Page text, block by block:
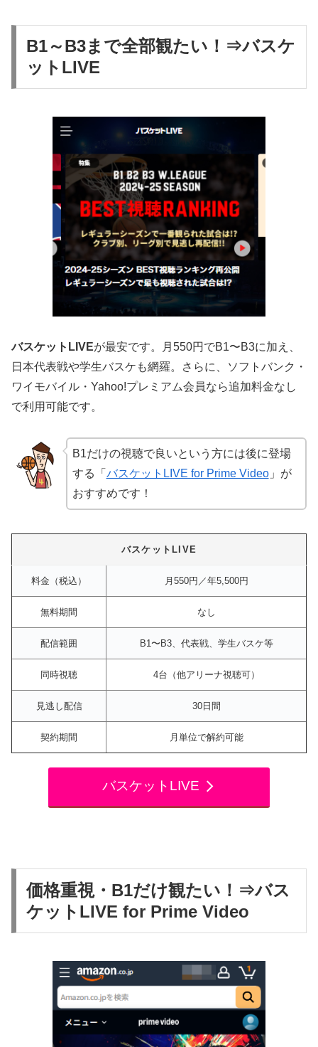
B1～B3まで全部観たい！⇒バスケ
ットLIVE
バスケットLIVEが最安です。月550円でB1〜B3に加え、
日本代表戦や学生バスケも網羅。さらに、ソフトバンク・
ワイモバイル・Yahoo!プレミアム会員なら追加料金なし
で利用可能です。
B1だけの視聴で良いという方には後に登場
する「 バスケットLIVE for Prime Video」が
おすすめです！
バスケットLIVE
料金（税込） 月550円／年5,500円
無料期間 なし
配信範囲 B1〜B3、代表戦、学生バスケ等
同時視聴 4台（他アリーナ視聴可）
見逃し配信 30日間
契約期間 月単位で解約可能
バスケットLIVE
価格重視・B1だけ観たい！⇒バス
ケットLIVE for Prime Video